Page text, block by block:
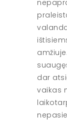
dar
vaikas